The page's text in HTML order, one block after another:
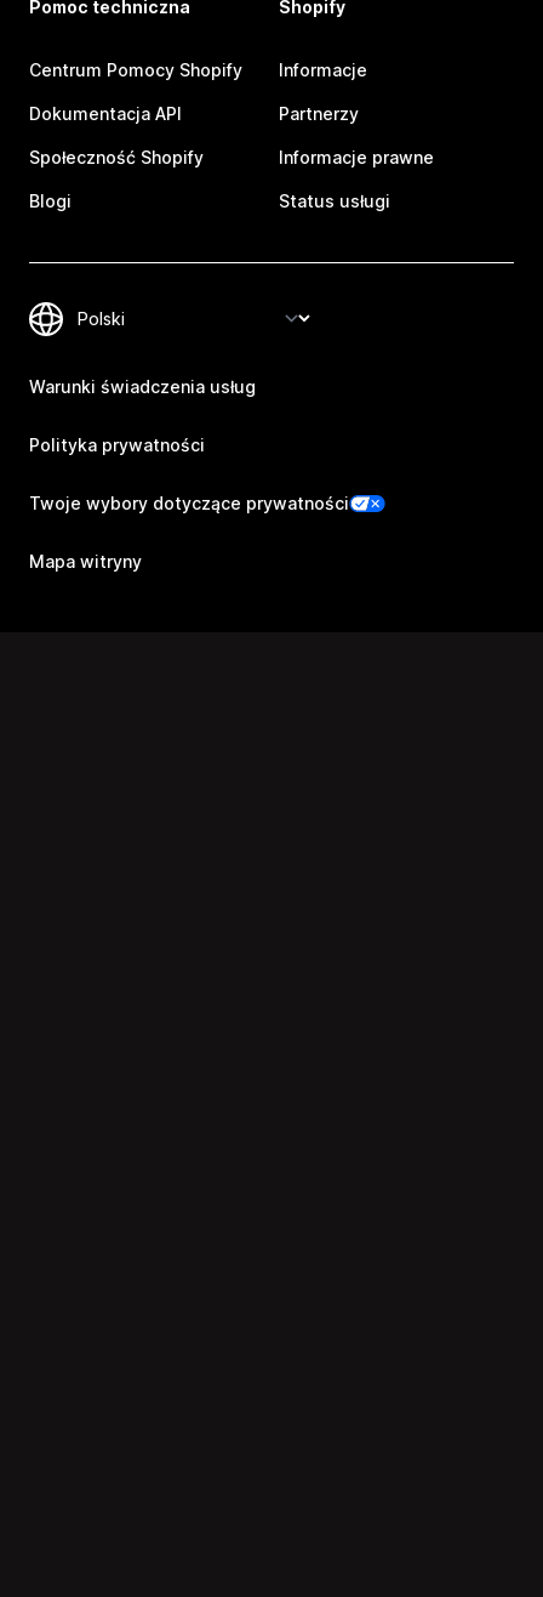
Pomoc techniczna
Centrum Pomocy Shopify
Dokumentacja API
Społeczność Shopify
Blogi
Shopify
Informacje
Partnerzy
Informacje prawne
Status usługi
Warunki świadczenia usług
Polityka prywatności
Twoje wybory dotyczące prywatności
Mapa witryny